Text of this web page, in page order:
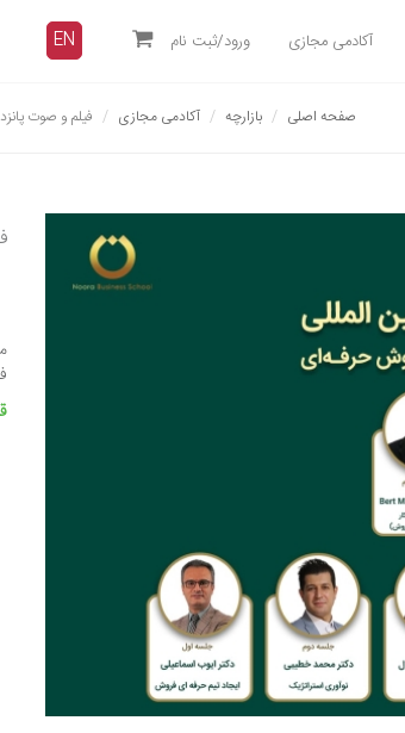
آکادمی مجازی ورود/ثبت نام EN
صفحه اصلی بازارچه آکادمی مجازی فیلم و صوت